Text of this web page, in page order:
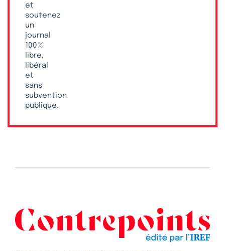
et
soutenez
un
journal
100 %
libre,
libéral
et
sans
subvention
publique.